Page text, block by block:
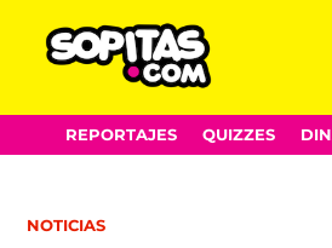
Skip
to
REPORTAJES QUIZZES
POSTED
NOTICIAS